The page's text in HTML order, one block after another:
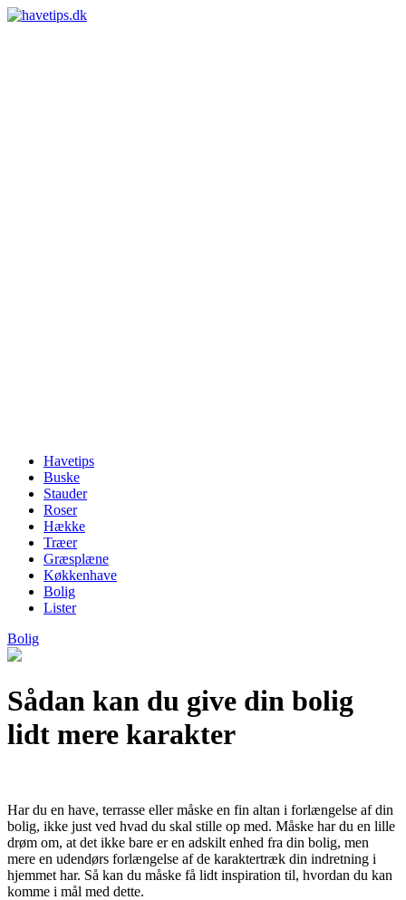
Havetips
Buske
Stauder
Roser
Hække
Træer
Græsplæne
Køkkenhave
Bolig
Lister
Bolig
Sådan kan du give din bolig
lidt mere karakter
Har du en have, terrasse eller måske en fin altan i forlængelse af din
bolig, ikke just ved hvad du skal stille op med. Måske har du en lille
drøm om, at det ikke bare er en adskilt enhed fra din bolig, men
mere en udendørs forlængelse af de karaktertræk din indretning i
hjemmet har. Så kan du måske få lidt inspiration til, hvordan du kan
komme i mål med dette.